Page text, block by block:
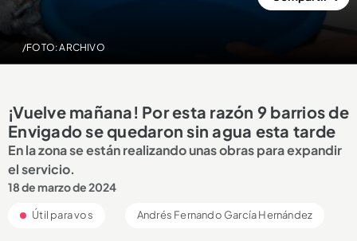
/FOTO: ARCHIVO
¡Vuelve mañana! Por esta razón 9 barrios de
Envigado se quedaron sin agua esta tarde
En la zona se están realizando unas obras para expandir
el servicio.
18 de marzo de 2024
Útil para vos Andrés Fernando García Hernández